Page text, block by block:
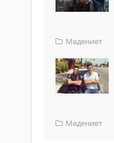
Мәдениет
Мәдениет